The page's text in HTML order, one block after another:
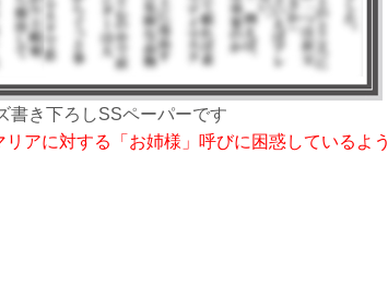
書き下ろしSSペーパーです
アに対する「お姉様」呼びに困惑しているよう